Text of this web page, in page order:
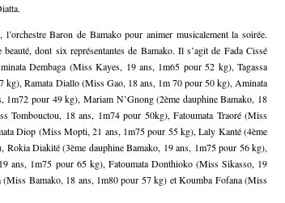
l’orchestre Baron de Bamako pour animer musicalement la soirée.
dont six représentantes de Bamako. Il s’agit de Fada Cissé
Dembaga (Miss Kayes, 19 ans, 1m65 pour 52 kg), Tagassa
kg), Ramata Diallo (Miss Gao, 18 ans, 1m 70 pour 50 kg), Aminata
1m72 pour 49 kg), Mariam N’Gnong (2ème dauphine Bamako, 18
Tombouctou, 18 ans, 1m74 pour 50kg), Fatoumata Traoré (Miss
Diop (Miss Mopti, 21 ans, 1m75 pour 55 kg), Laly Kanté (4ème
Rokia Diakité (3ème dauphine Bamako, 19 ans, 1m75 pour 56 kg),
ans, 1m75 pour 65 kg), Fatoumata Donthioko (Miss Sikasso, 19
Bamako, 18 ans, 1m80 pour 57 kg) et Koumba Fofana (Miss